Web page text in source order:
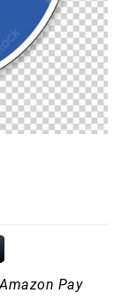
Amazon Pay